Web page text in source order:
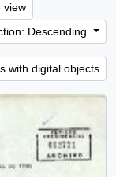
view
Descending
with digital objects